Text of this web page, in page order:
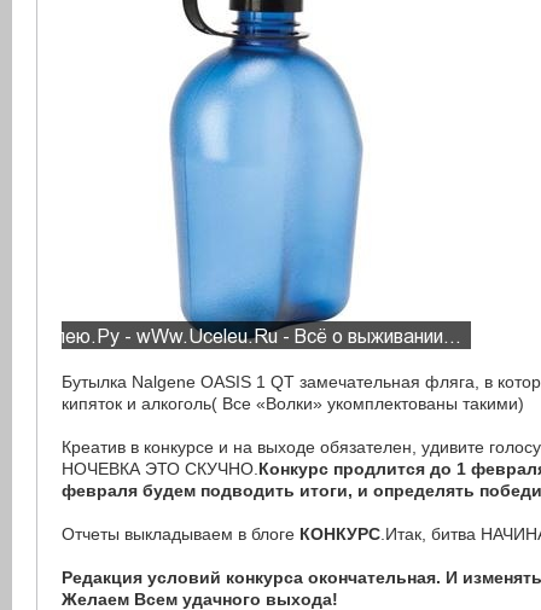
Бутылка Nalgene OASIS 1 QT замечательная фляга, в
кипяток и алкоголь( Все «Волки» укомплектованы такими)
Креатив в конкурсе и на выходе обязателен, удивите
НОЧЕВКА ЭТО СКУЧНО. Конкурс продлится до 1
февраля будем подводить итоги, и определять
Отчеты выкладываем в блоге КОНКУРС .Итак, битва
Редакция условий конкурса окончательная. И
Желаем Всем удачного выхода!